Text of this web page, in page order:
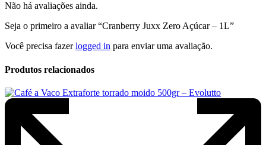
Não há avaliações ainda.
Seja o primeiro a avaliar “Cranberry Juxx Zero Açúcar – 1L”
Você precisa fazerlogged in para enviar uma avaliação.
Produtos relacionados